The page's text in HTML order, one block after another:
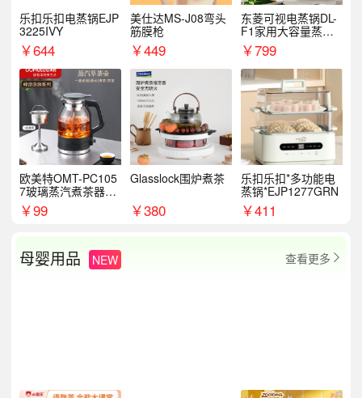
乐扣乐扣电蒸锅EJP
3225IVY
￥644
美仕达MS-J08弯头
筋膜枪
￥449
东菱可视电蒸锅DL-
F1家用大容量蒸炖
锅
￥799
欧美特OMT-PC105
7玻璃蒸汽煮茶器黑
茶泡茶具茶壶花茶壶
￥99
Glasslock围炉煮茶
￥380
乐扣乐扣*多功能电
蒸锅*EJP1277GRN
￥411
母婴用品 NEW 查看更多 